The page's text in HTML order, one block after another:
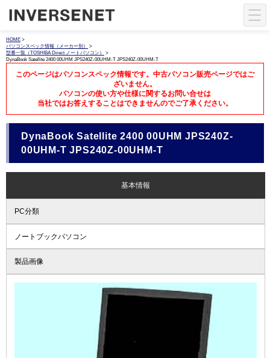
HOME >
パソコンスペック情報（メーカー別）
>
型番一覧（TOSHIBA Direct ノートパソコン）
>
DynaBook Satellite 2400 00UHM JPS240Z-00UHM-T JPS240Z-00UHM-T
このページはパソコンスペック情報です。中古パソコン販売ページではご
ざいません。
パソコンの使い方や仕様に関するお問い合せは
当社ではお答えすることはできませんのでご了承ください。
DynaBook Satellite 2400 00UHM JPS240Z-
00UHM-T JPS240Z-00UHM-T
基本情報
PC分類
ノートブックパソコン
製品画像